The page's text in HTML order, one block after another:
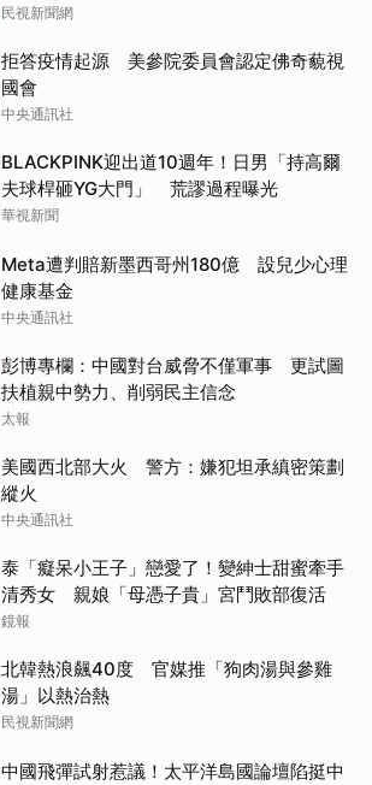
民視新聞網
拒答疫情起源 美參院委員會認定佛奇藐視
國會
中央通訊社
BLACKPINK迎出道10週年！日男「持高爾
夫球桿砸YG大門」 荒謬過程曝光
華視新聞
Meta遭判賠新墨西哥州180億 設兒少心理
健康基金
中央通訊社
彭博專欄：中國對台威脅不僅軍事 更試圖
扶植親中勢力、削弱民主信念
太報
美國西北部大火 警方：嫌犯坦承縝密策劃
縱火
中央通訊社
泰「癡呆小王子」戀愛了！變紳士甜蜜牽手
清秀女 親娘「母憑子貴」宮鬥敗部復活
鏡報
北韓熱浪飆40度 官媒推「狗肉湯與參雞
湯」以熱治熱
民視新聞網
中國飛彈試射惹議！太平洋島國論壇陷挺中